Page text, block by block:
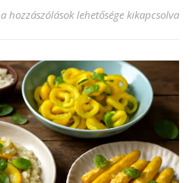
Zöldség curry recept, amit imádni fogsz!
a hozzászólások lehetősége kikapcsolva